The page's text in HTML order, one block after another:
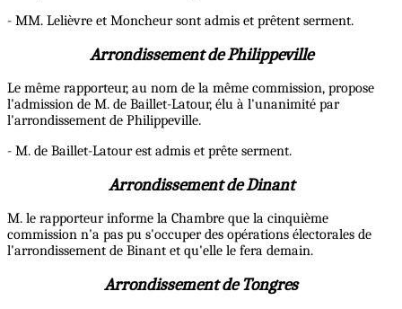
- MM. Lelièvre et Moncheur sont admis et prêtent serment.
Arrondissement de Philippeville
Le même rapporteur, au nom de la même commission, propose
l'admission de M. de Baillet-Latour, élu à l'unanimité par
l'arrondissement de Philippeville.
- M. de Baillet-Latour est admis et prête serment.
Arrondissement de Dinant
M. le rapporteur informe la Chambre que la cinquième
commission n'a pas pu s'occuper des opérations électorales de
l'arrondissement de Binant et qu'elle le fera demain.
Arrondissement de Tongres